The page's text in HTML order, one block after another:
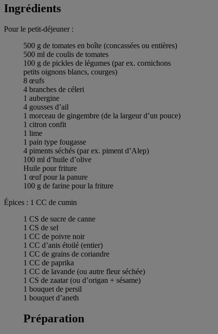
Ingrédients
Pour le petit-déjeuner :
500 g de tomates en boîte (concassées ou entières)
500 ml de coulis de tomates
100 g de pickles de légumes (par ex. cornichons
petits oignons blancs, courges)
8 œufs
4 branches de céleri
1 aubergine
4 gousses d’ail
1 morceau de gingembre (de la largeur d’un pouce)
1 citron confit
1 lime
1 pain type fougasse
4 piments séchés (par ex. piment d’Alep)
100 ml d’huile d’olive
Huile pour friture
1 œuf pour la panure
100 g de farine pour la friture
Épices : 1 CC de cumin
1 CS de sucre de canne
1 CS de sel
1 CC de poivre noir
1 CC d’anis étoilé (entier)
1 CC de grains de coriandre
1 CC de paprika
1 CC de lavande (ou autre fleur séchée)
1 CS de zaatar (ou d’origan + sésame)
1 bouquet de persil
1 bouquet d’aneth
Préparation